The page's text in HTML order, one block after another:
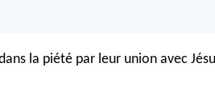
la piété par leur union avec